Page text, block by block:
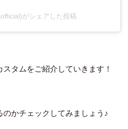
がシェアした投稿
タムをご紹介していきます！
のかチェックしてみましょう♪